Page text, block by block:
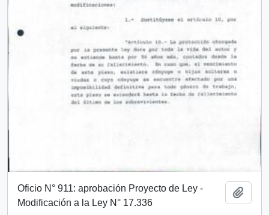
Oficio N° 911: aprobación Proyecto de Ley -
Modificación a la Ley N° 17.336